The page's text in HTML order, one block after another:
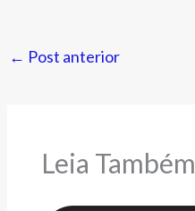
← Post anterior
Leia Também